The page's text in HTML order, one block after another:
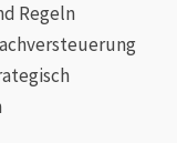
Regeln